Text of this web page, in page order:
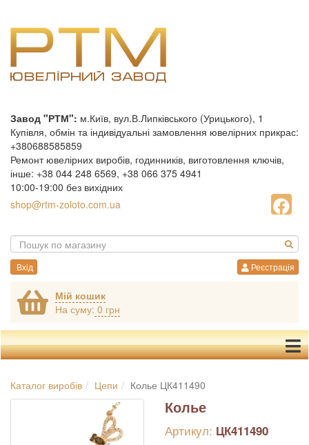
Завод "РТМ": м.Київ, вул.В.Липківського (Урицького), 1
Купівля, обмін та індивідуальні замовлення ювелірних прикрас:
+380688585859
Ремонт ювелірних виробів, годинників, виготовлення ключів,
інше: +38 044 248 6569, +38 066 375 4941
10:00-19:00 без вихідних
shop@rtm-zoloto.com.ua
Вхід Реєстрація
Мій кошик
На суму: 0 грн
Каталог виробів Цепи Колье ЦК411490
Колье
Артикул: ЦК411490